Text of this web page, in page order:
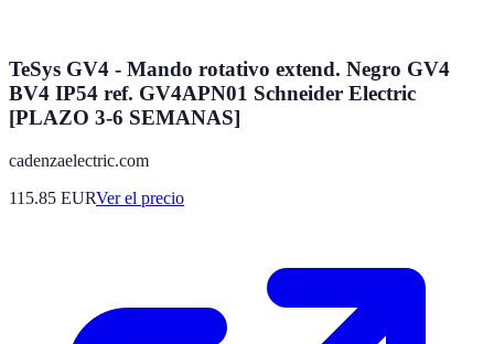
TeSys GV4 - Mando rotativo extend. Negro GV4
BV4 IP54 ref. GV4APN01 Schneider Electric
[PLAZO 3-6 SEMANAS]
cadenzaelectric.com
115.85 EURVer el precio